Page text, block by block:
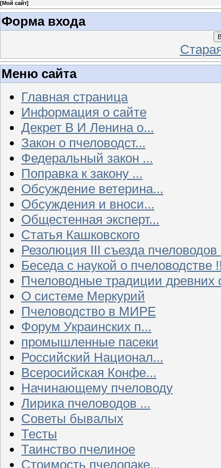
[Мой сайт]
Форма входа
Меню сайта
Главная страница
Информация о сайте
Декрет В И Ленина о...
Закон о пчеловодст...
Федеральный закон ...
Поправка к закону ...
Обсуждение ветерина...
Обсуждения и вноси...
Общестенная эксперт...
Статья Кашковского
Резолюция III съезда
Беседа с наукой о пчеловодстве
Пчеловодные традиции древних
О системе Меркурий
Пчеловодство в МИРЕ
Форум Украинских п...
промышленные пасеки
Российский Национал...
Всеросийская Конфе...
Начинающему пчеловоду
Лирика пчеловодов ...
Советы бывалых
Тесты
Таинство пчелиное
Стоимость пчелопаке...